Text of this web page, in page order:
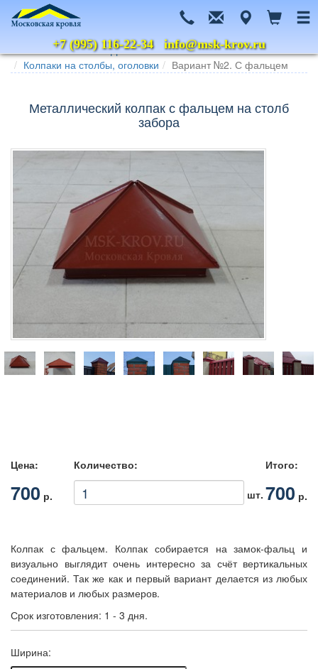
+7 (995) 116-22-34info@msk-krov.ru
Главная Каталог
Дымники и колпаки
Колпаки на столбы, оголовки
Вариант №2. С фальцем
Металлический колпак с фальцем на столб
забора
Цена:
700 р.
Количество:
шт.
Итого:
700 р.
Колпак с фальцем. Колпак собирается на замок-фальц и
визуально выглядит очень интересно за счёт вертикальных
соединений. Так же как и первый вариант делается из любых
материалов и любых размеров.
Срок изготовления: 1 - 3 дня.
Ширина: